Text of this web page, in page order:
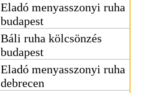
Eladó menyasszonyi ruha
budapest
Báli ruha kölcsönzés
budapest
Eladó menyasszonyi ruha
debrecen